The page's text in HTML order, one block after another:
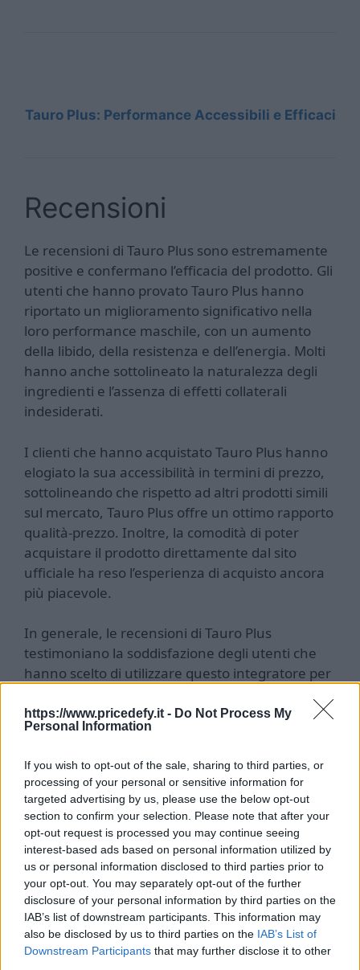
https://www.pricedefy.it - Do Not Process My
Personal Information
If you wish to opt-out of the sale, sharing to third parties, or
processing of your personal or sensitive information for
targeted advertising by us, please use the below opt-out
section to confirm your selection. Please note that after your
opt-out request is processed you may continue seeing
interest-based ads based on personal information utilized by
us or personal information disclosed to third parties prior to
your opt-out. You may separately opt-out of the further
disclosure of your personal information by third parties on the
IAB’s list of downstream participants. This information may
also be disclosed by us to third parties on the IAB’s List of
Downstream Participants that may further disclose it to other
Tauro Plus: Performance Accessibili e Efficaci
Recensioni
Le recensioni di Tauro Plus sono estremamente
positive e confermano l’efficacia del prodotto. Gli
utenti che hanno provato Tauro Plus hanno
riportato un miglioramento significativo nella
loro performance maschile, con un aumento
della libido, della resistenza e dell’energia. Molti
hanno anche sottolineato la naturalezza degli
ingredienti e l’assenza di effetti collaterali
indesiderati.
I clienti che hanno acquistato Tauro Plus hanno
elogiato la sua accessibilità in termini di prezzo,
sottolineando che rispetto ad altri prodotti simili
sul mercato, Tauro Plus offre un ottimo rapporto
qualità-prezzo. Inoltre, la comodità di poter
acquistare il prodotto direttamente dal sito
ufficiale ha reso l’esperienza di acquisto ancora
più piacevole.
In generale, le recensioni di Tauro Plus
testimoniano la soddisfazione degli utenti che
hanno scelto di utilizzare questo integratore per
intima. Se stai cercando un prodotto efficace,
sicuro ed accessibile per migliorare le tue
la soluzione perfetta per te. Visita il sito ufficiale
per ulteriori dettagli e scopri come Tauro Plus
può aiutarti a riscoprire il tuo potenziale oggi
stesso.
Sito web ufficiale Tauro Plus